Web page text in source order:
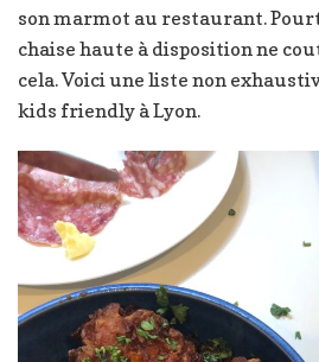
son marmot au restaurant.
chaise haute à disposition ne
cela. Voici une liste non
kids friendly à Lyon.